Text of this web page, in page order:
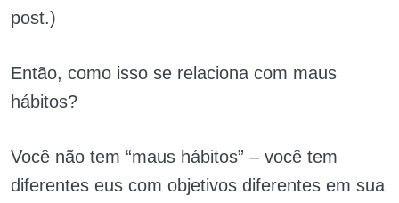
post.)
Então, como isso se relaciona com maus
hábitos?
Você não tem “maus hábitos” – você tem
diferentes eus com objetivos diferentes em sua